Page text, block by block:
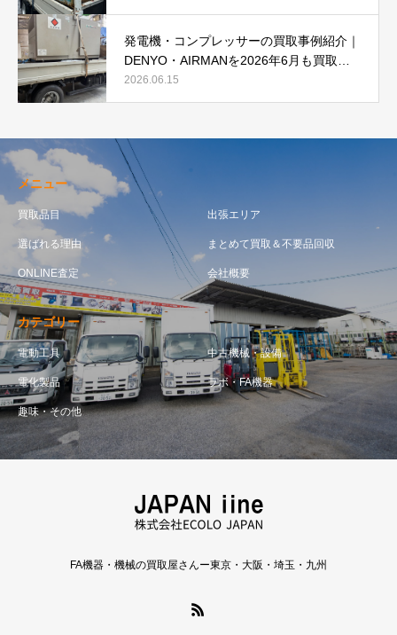
発電機・コンプレッサーの買取事例紹介｜
DENYO・AIRMANを2026年6月も買取強
化中
2026.06.15
メニュー
買取品目 出張エリア
選ばれる理由 まとめて買取＆不要品回収
ONLINE査定 会社概要
カテゴリー
電動工具 中古機械・設備
電化製品 ラボ・FA機器
趣味・その他
FA機器・機械の買取屋さんー東京・大阪・埼玉・九州